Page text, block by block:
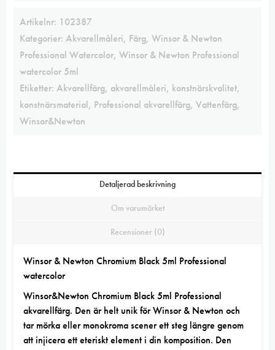
Artikelnr: 102387
Kategorier: Akvarellmåleri, Färg, Winsor & Newton
Professional Watercolor, Winsor & Newton Professional
watercolor 5ml
Etiketter: Akvarellfärg, akvarellmåleri, konstnärskvalitet,
konstnärsmaterial, Professional akvarellfärg, Vattenfärg,
Winsor&Newton
Detaljerad beskrivning
Om varumärket
Recensioner (0)
Winsor & Newton Chromium Black 5ml Professional
watercolor
Winsor&Newton Chromium Black 5ml Professional
akvarellfärg. Den är helt unik för Winsor & Newton och
tar mörka eller monokroma scener ett steg längre genom
att injicera ett eteriskt element i din komposition. Den